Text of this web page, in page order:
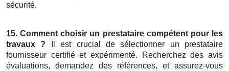
sécurité.
15. Comment choisir un prestataire compétent pour les
travaux ? Il est crucial de sélectionner un prestataire
fournisseur certifié et expérimenté. Recherchez des avis
évaluations, demandez des références, et assurez-vous